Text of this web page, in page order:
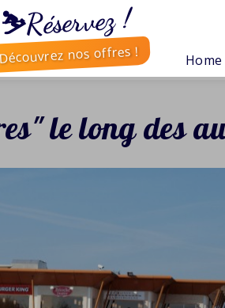
⛷️Réservez !
Découvrez nos offres ! Home
le long des